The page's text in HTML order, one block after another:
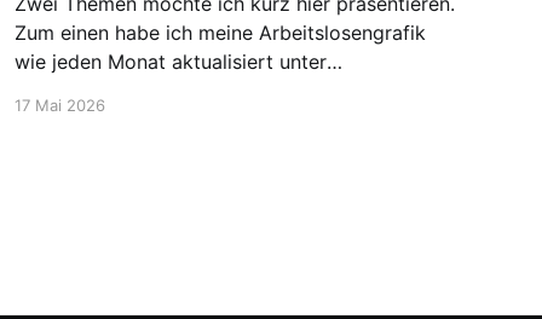
Zum einen habe ich meine Arbeitslosengrafik
wie jeden Monat aktualisiert unter
chemiker.de/arbeitslose-chemiker/. Und die
17 Mai 2026